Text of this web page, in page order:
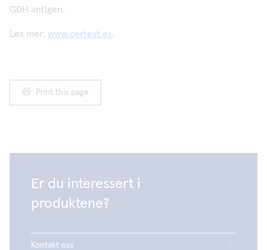
GDH antigen.
Les mer: www.certest.es.
Print this page
Er du interessert i
produktene?
Kontakt oss